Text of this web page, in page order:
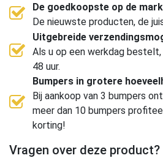
De goedkoopste op de
De nieuwste producten, de
Uitgebreide
Als u op een werkdag
48 uur.
Bumpers in grotere
Bij aankoop van 3 bumpers
meer dan 10 bumpers
korting!
Vragen over deze product?